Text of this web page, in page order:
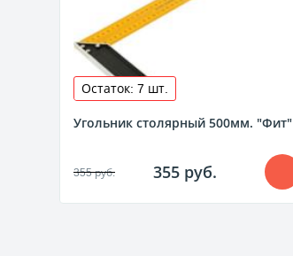
Остаток: 7 шт.
Угольник столярный 500мм. "Фит"
355 руб. 355 руб.